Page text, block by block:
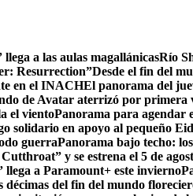
a las aulas magallánicasRío
Resurrection”Desde el fin del
en el INACHEl panorama del
de Avatar aterrizó por primera
el vientoPanorama para agendar
solidario en apoyo al pequeño
guerraPanorama bajo techo:
y se estrena el 5 de
a Paramount+ este invierno
del fin del mundo